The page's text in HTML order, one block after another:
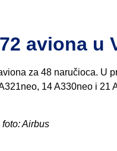
aviona u
za 48 naručioca. U
14 A330neo i
Airbus